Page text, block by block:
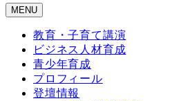
MENU
教育・子育て講演
ビジネス人材育成
青少年育成
プロフィール
登壇情報